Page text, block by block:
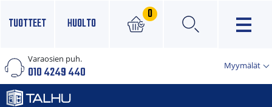
TUOTTEET HUOLTO
0
×
Varaosien puh.
010 4249 440 Myymälät